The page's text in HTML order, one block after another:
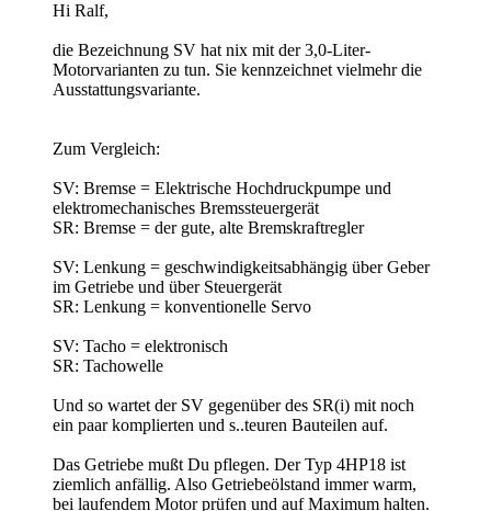
Hi Ralf,
die Bezeichnung SV hat nix mit der 3,0-Liter-
Motorvarianten zu tun. Sie kennzeichnet vielmehr die
Ausstattungsvariante.
Zum Vergleich:
SV: Bremse = Elektrische Hochdruckpumpe und
elektromechanisches Bremssteuergerät
SR: Bremse = der gute, alte Bremskraftregler
SV: Lenkung = geschwindigkeitsabhängig über Geber
im Getriebe und über Steuergerät
SR: Lenkung = konventionelle Servo
SV: Tacho = elektronisch
SR: Tachowelle
Und so wartet der SV gegenüber des SR(i) mit noch
ein paar komplierten und s..teuren Bauteilen auf.
Das Getriebe mußt Du pflegen. Der Typ 4HP18 ist
ziemlich anfällig. Also Getriebeölstand immer warm,
bei laufendem Motor prüfen und auf Maximum halten.